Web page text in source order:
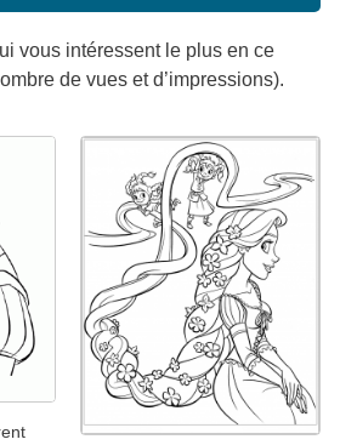
vous intéressent le plus en ce
de vues et d’impressions).